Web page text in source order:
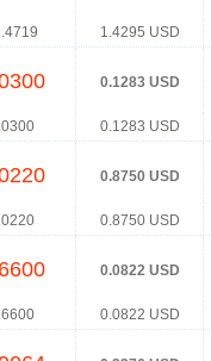
1.4295 USD
0.1283 USD
0.1283 USD
0.8750 USD
0.8750 USD
0.0822 USD
0.0822 USD